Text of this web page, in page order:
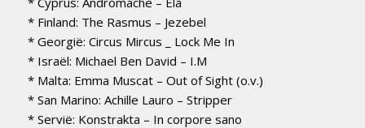
* Finland: The Rasmus – Jezebel
* Georgië: Circus Mircus _ Lock Me In
* Israël: Michael Ben David – I.M
* Malta: Emma Muscat – Out of Sight (o.v.)
* San Marino: Achille Lauro – Stripper
* Servië: Konstrakta – In corpore sano